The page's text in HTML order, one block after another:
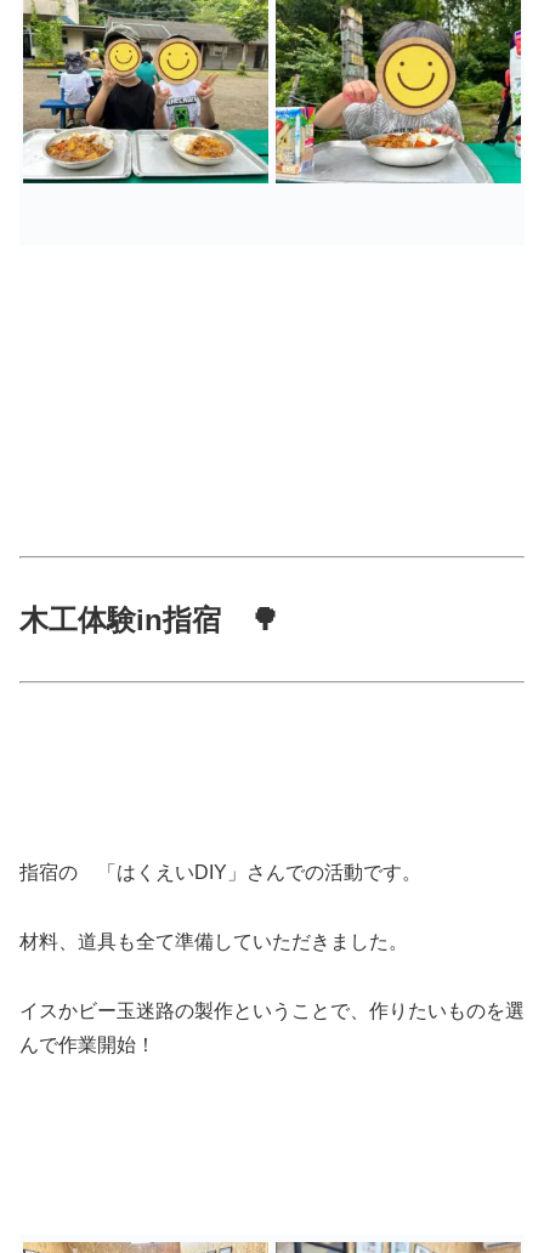
木工体験in指宿 🌳
指宿の 「はくえいDIY」さんでの活動です。
材料、道具も全て準備していただきました。
イスかビー玉迷路の製作ということで、作りたいものを選
んで作業開始！